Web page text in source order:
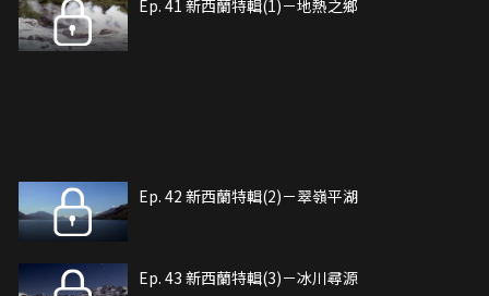
Ep. 41 新西蘭特輯(1)－地熱之鄉
Ep. 42 新西蘭特輯(2)－翠嶺平湖
Ep. 43 新西蘭特輯(3)－冰川尋源